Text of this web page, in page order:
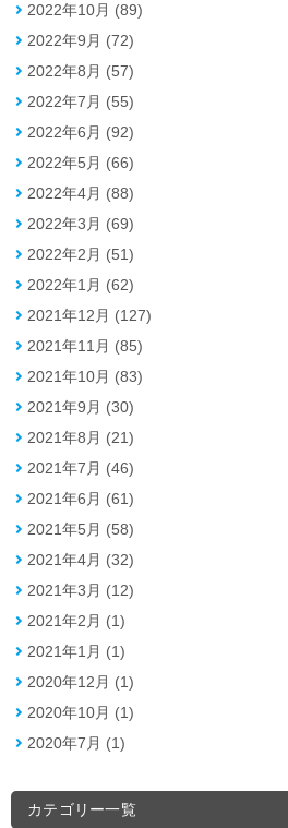
2022年10月 (89)
2022年9月 (72)
2022年8月 (57)
2022年7月 (55)
2022年6月 (92)
2022年5月 (66)
2022年4月 (88)
2022年3月 (69)
2022年2月 (51)
2022年1月 (62)
2021年12月 (127)
2021年11月 (85)
2021年10月 (83)
2021年9月 (30)
2021年8月 (21)
2021年7月 (46)
2021年6月 (61)
2021年5月 (58)
2021年4月 (32)
2021年3月 (12)
2021年2月 (1)
2021年1月 (1)
2020年12月 (1)
2020年10月 (1)
2020年7月 (1)
カテゴリー一覧